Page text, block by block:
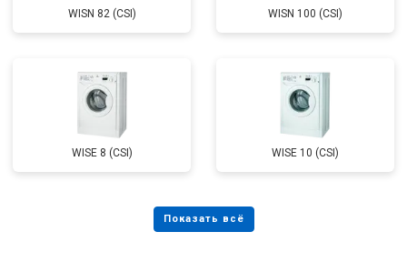
WISN 82 (CSI) WISN 100 (CSI)
WISE 8 (CSI) WISE 10 (CSI)